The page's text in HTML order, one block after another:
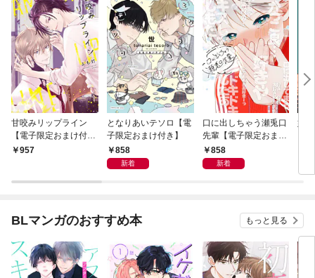
甘咬みリップライン
【電子限定おまけ付
き】957
となりあいテソロ【電
子限定おまけ付き】
858
新着
口に出しちゃう瀬兎口
先輩【電子限定おまけ
付き】
858
新着
奸
BLマンガのおすすめ本 もっと見る